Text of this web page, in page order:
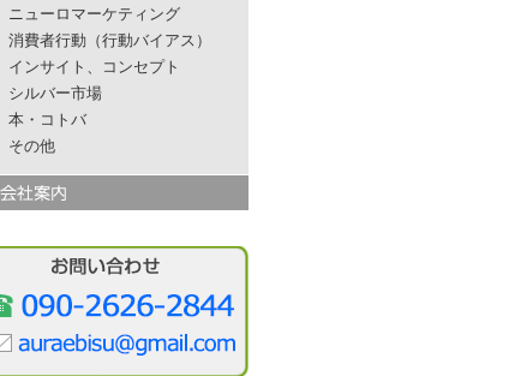
ニューロマーケティング
消費者行動（行動バイアス）
インサイト、コンセプト
シルバー市場
本・コトバ
その他